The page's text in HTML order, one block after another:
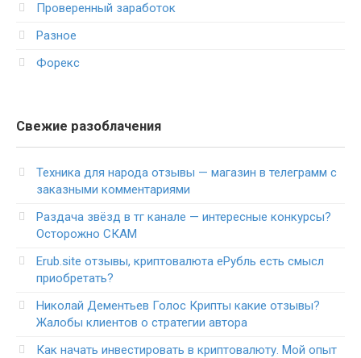
Проверенный заработок
Разное
Форекс
Свежие разоблачения
Техника для народа отзывы — магазин в телеграмм с
заказными комментариями
Раздача звёзд в тг канале — интересные конкурсы?
Осторожно СКАМ
Erub.site отзывы, криптовалюта еРубль есть смысл
приобретать?
Николай Дементьев Голос Крипты какие отзывы?
Жалобы клиентов о стратегии автора
Как начать инвестировать в криптовалюту. Мой опыт